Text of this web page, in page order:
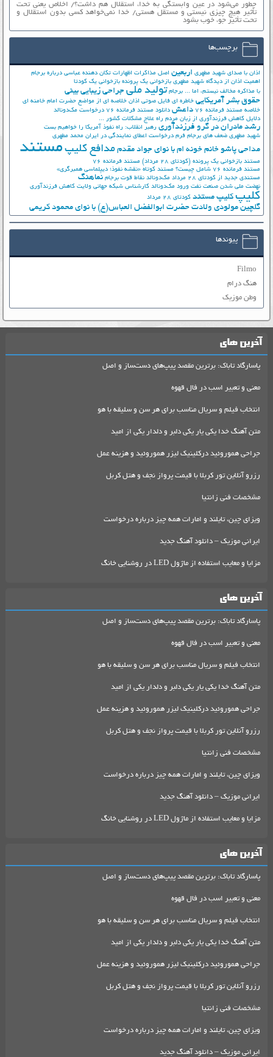
چطور می‌شود در عین وابستگی به خدا، استقلال هم داشت؟/ اخلاص یعنی تحت
تأثیر هیچ چیزی نیستی و مستقل هستی/ خدا نمی‌خواهد کسی بدون استقلال و
تحت تأثیر جوّ، خوب بشود
برچسب‌ها
اذان با صدای شهید مطهری اربعین اصل مذاکرات اظهارات تکان دهنده عباسی درباره برجام
اهمیت اذان از دیدگاه شهید مطهری بازخوانی یک پرونده بازخوانی یک کودتا
با مذاکره مخالف نیستم، اما ... برجام تولید ملی جراحی زیبایی بینی
حقوق بشر آمریکایی خاطره ای فایل صوتی اذان خلاصه ای از مواضع حضرت امام خامنه ای
خلاصه مستند فرمانده 76
داعش دانلود مستند فرمانده 76
درخواست مک‌دونالد
دلایل کاهش فرزندآوری از زبان مردم راه علاج مشکلات کشور ...
رشد مادران در گرو فرزندآوری رهبر انقلاب: راه نفوذ آمریکا را خواهیم بست
شهید مطهری ضعف های برجام فرم درخواست اعطای نمایندگی در ایران محمد مطهری
مداحی پاشو خانم خونه ام با نوای جواد مقدم مدافع کلیپ مستند
مستند بازخوانی یک پرونده (کودتای 28 مرداد)
مستند فرمانده 76
مستند فرمانده 76 شامل چیست؟
مستند کوتاه «نقشه نفوذ؛ دیپلماسی همبرگری»
مستندی جدید از کودتای 28 مرداد
مک‌دونالد نقاط قوت برجام نماهنگ
نهضت ملي شدن صنعت نفت ورود مک‌دونالد کارشناس شبکه جهانی ولایت کاهش فرزندآوری
کلیپ کلیپ مستند کودتای 28 مرداد
گلچین مولودی ولادت حضرت ابوالفضل العباس(ع) با نوای محمود کریمی
پیوندها
Filmo
هنگ درام
وطن موزیک
آخرین های
پاسارگاد تاباک: برترین مقصد پیپ‌های دست‌ساز و اصل
معنی و تعبیر اسب در فال قهوه
انتخاب فیلم و سریال مناسب برای هر سن و سلیقه با هو
متن آهنگ خدا یکی یار یکی دلبر و دلدار یکی از امید
جراحی هموروئید درکلینیک لیزر هموروئید و هزینه عمل
رزرو آنلاین تور کربلا با قیمت پرواز نجف و هتل کربل
مشخصات فنی زانتیا
ویزای چین، تایلند و امارات همه چیز درباره درخواست
ایرانی موزیک – دانلود آهنگ جدید
مزایا و معایب استفاده از ماژول LED در روشنایی خانگ
آخرین های
پاسارگاد تاباک: برترین مقصد پیپ‌های دست‌ساز و اصل
معنی و تعبیر اسب در فال قهوه
انتخاب فیلم و سریال مناسب برای هر سن و سلیقه با هو
متن آهنگ خدا یکی یار یکی دلبر و دلدار یکی از امید
جراحی هموروئید درکلینیک لیزر هموروئید و هزینه عمل
رزرو آنلاین تور کربلا با قیمت پرواز نجف و هتل کربل
مشخصات فنی زانتیا
ویزای چین، تایلند و امارات همه چیز درباره درخواست
ایرانی موزیک – دانلود آهنگ جدید
مزایا و معایب استفاده از ماژول LED در روشنایی خانگ
آخرین های
پاسارگاد تاباک: برترین مقصد پیپ‌های دست‌ساز و اصل
معنی و تعبیر اسب در فال قهوه
انتخاب فیلم و سریال مناسب برای هر سن و سلیقه با هو
متن آهنگ خدا یکی یار یکی دلبر و دلدار یکی از امید
جراحی هموروئید درکلینیک لیزر هموروئید و هزینه عمل
رزرو آنلاین تور کربلا با قیمت پرواز نجف و هتل کربل
مشخصات فنی زانتیا
ویزای چین، تایلند و امارات همه چیز درباره درخواست
ایرانی موزیک – دانلود آهنگ جدید